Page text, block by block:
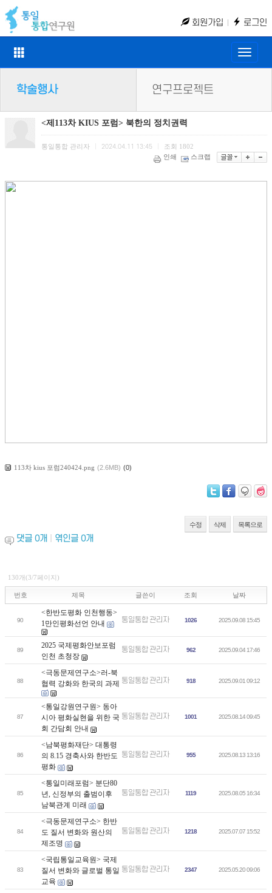
회원가입 로그인
Toggle
학술행사 연구프로젝트
<제113차 KIUS 포럼> 북한의 정치권력
통일통합 관리자 2024.04.11 13:45 조회 1802
인쇄
스크랩
113차 kius 포럼240424.png (2.6MB) (0)
수정 삭제 목록으로
댓글 0개 엮인글 0개
130개(3/7페이지)
번호 제목 글쓴이 조회 날짜
90
<한반도평화 인천행동>
1만인평화선언 안내
통일통합 관리자 1026 2025.09.08 15:45
89
2025 국제평화안보포럼
인천 초청장
통일통합 관리자 962 2025.09.04 17:46
88
<극동문제연구소>러-북
협력 강화와 한국의 과제 통일통합 관리자 918 2025.09.01 09:12
87
<통일강원연구원> 동아
시아 평화실현을 위한 국
회 간담회 안내
통일통합 관리자 1001 2025.08.14 09:45
86
<남북평화재단> 대통령
의 8.15 경축사와 한반도
평화
통일통합 관리자 955 2025.08.13 13:16
85
<통일미래포럼> 분단80
년, 신정부의 출범이후
남북관계 미래
통일통합 관리자 1119 2025.08.05 16:34
84
<극동문제연구소> 한반
도 질서 변화와 원산의
제조명
통일통합 관리자 1218 2025.07.07 15:52
83
<국립통일교육원> 국제
질서 변화와 글로벌 통일
교육
통일통합 관리자 2347 2025.05.20 09:06